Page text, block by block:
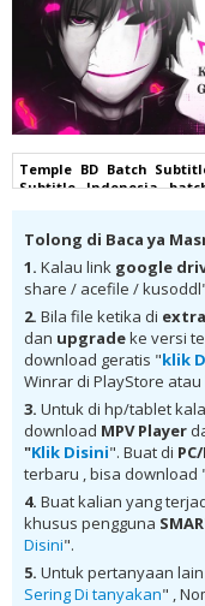
Temple BD Batch
Subtitle Indonesia
subtitle indonesia,
Temple BD Batch
Indonesia kurogaze,
Temple BD Batch
Subtitle Indonesia
Subtitle Indonesia
Indonesia sub indo,
batch google drive,
batch Mega , donwload
donwload Temple BD
Temple BD Batch
Subtitle Indonesia
Indonesia sub indo,
donwload Temple BD
download anime Temple
BD Batch Subtitle
indo , download anime
BD Batch Subtitle
Tolong di Baca ya
1. Kalau link google
share / acefile /
2. Bila file ketika di
dan upgradeke versi
download geratis "klik
Winrar di PlayStore
3. Untuk di hp/tablet
download MPV Player
"Klik Disini". Buat di
terbaru , bisa download
4. Buat kalian yang
khusus pengguna
Disini".
5. Untuk pertanyaan
Sering Di tanyakan" ,